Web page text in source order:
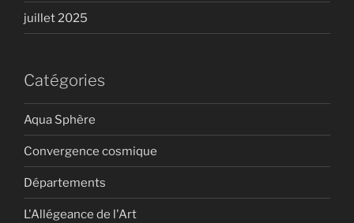
juillet 2025
Catégories
Aqua Sphère
Convergence cosmique
Départements
L'Allégeance de l'Art